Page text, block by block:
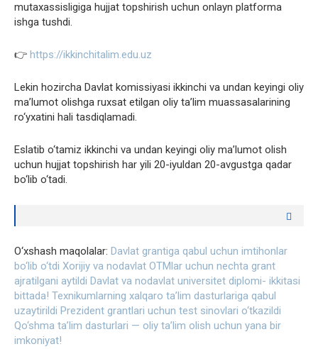
mutaxassisligiga hujjat topshirish uchun onlayn platforma
ishga tushdi.
👉 https://ikkinchitalim.edu.uz
Lekin hozircha Davlat komissiyasi ikkinchi va undan keyingi oliy
ma’lumot olishga ruxsat etilgan oliy ta’lim muassasalarining
ro‘yxatini hali tasdiqlamadi.
Eslatib o‘tamiz ikkinchi va undan keyingi oliy ma’lumot olish
uchun hujjat topshirish har yili 20-iyuldan 20-avgustga qadar
bo‘lib o‘tadi.
O‘xshash maqolalar: Davlat grantiga qabul uchun imtihonlar
bo‘lib o‘tdi Xorijiy va nodavlat OTMlar uchun nechta grant
ajratilgani aytildi Davlat va nodavlat universitet diplomi- ikkitasi
bittada! Texnikumlarning xalqaro ta’lim dasturlariga qabul
uzaytirildi Prezident grantlari uchun test sinovlari o‘tkazildi
Qo‘shma ta’lim dasturlari — oliy ta’lim olish uchun yana bir
imkoniyat!